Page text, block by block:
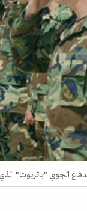
الجوي "باتريوت" الذي